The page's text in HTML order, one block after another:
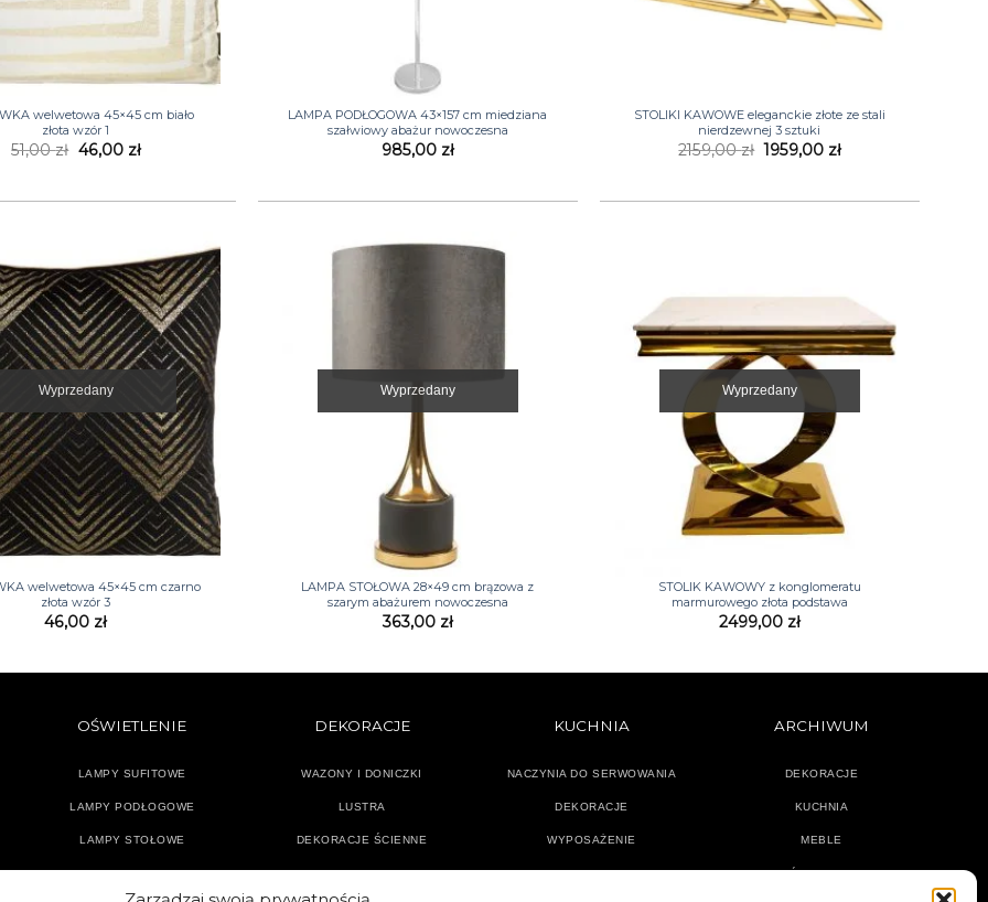
welwetowa 45×45 cm biało
złota wzór 1
51,00zł Pierwotna
cena
46,00 złAktualna
LAMPA PODŁOGOWA 43×157 cm miedziana
szałwiowy abażur nowoczesna
985,00 zł
STOLIKI KAWOWE eleganckie złote ze stali
nierdzewnej 3 sztuki
2159,00zł Pierwotna
cena
1959,00 złAktualna
Wyprzedany
welwetowa 45×45 cm czarno
złota wzór 3
46,00 zł
Wyprzedany
LAMPA STOŁOWA 28×49 cm brązowa z
szarym abażurem nowoczesna
363,00 zł
Wyprzedany
STOLIK KAWOWY z konglomeratu
marmurowego złota podstawa
2499,00 zł
OŚWIETLENIE
LAMPY SUFITOWE
LAMPY PODŁOGOWE
LAMPY STOŁOWE
KINKIETY
DEKORACJE
WAZONY I DONICZKI
LUSTRA
DEKORACJE ŚCIENNE
AKCESORIA ŁAZIENKOWE
KUCHNIA
NACZYNIA DO SERWOWANIA
DEKORACJE
WYPOSAŻENIE
ARCHIWUM
DEKORACJE
KUCHNIA
MEBLE
OŚWIETLENIE